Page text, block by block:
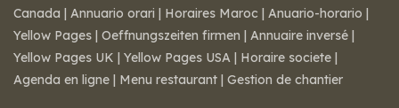
Canada | Annuario orari | Horaires Maroc | Anuario-horario |
Yellow Pages | Oeffnungszeiten firmen | Annuaire inversé |
Yellow Pages UK | Yellow Pages USA | Horaire societe |
Agenda en ligne | Menu restaurant | Gestion de chantier